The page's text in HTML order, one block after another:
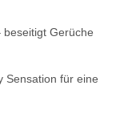
beseitigt Gerüche
Sensation für eine